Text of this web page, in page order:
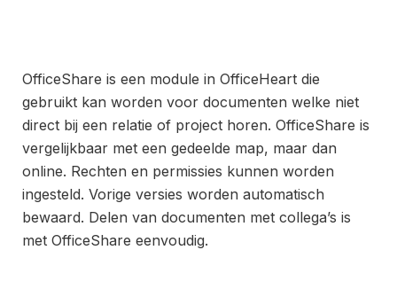
OfficeShare is een module in OfficeHeart die
gebruikt kan worden voor documenten welke niet
direct bij een relatie of project horen. OfficeShare is
vergelijkbaar met een gedeelde map, maar dan
online. Rechten en permissies kunnen worden
ingesteld. Vorige versies worden automatisch
bewaard. Delen van documenten met collega’s is
met OfficeShare eenvoudig.